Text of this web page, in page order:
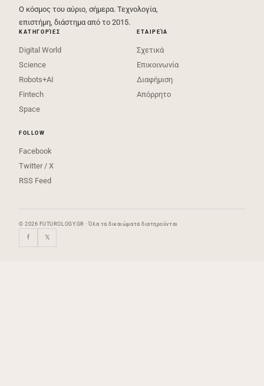
Ο κόσμος του αύριο, σήμερα. Τεχνολογία,
επιστήμη, διάστημα από το 2015.
ΚΑΤΗΓΟΡΊΕΣ
Digital World
Science
Robots+AI
Fintech
Space
ΕΤΑΙΡΕΊΑ
Σχετικά
Επικοινωνία
Διαφήμιση
Απόρρητο
FOLLOW
Facebook
Twitter / X
RSS Feed
© 2026 FUTUROLOGY.GR · Όλα τα δικαιώματα διατηρούνται
f 𝕏